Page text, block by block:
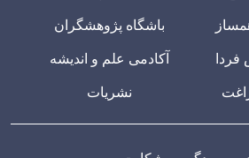
باشگاه پژوهشگران
آکادمی علم و اندیشه
نشریات